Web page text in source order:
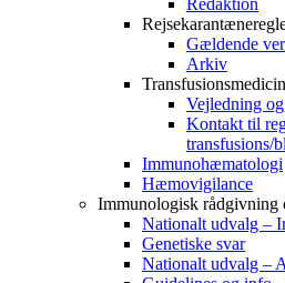
Redaktion
Gældende
Arkiv
Transfusionsmedicin
Vejledning
Kontakt til
transfusions/
Immunohæmatologi
Hæmovigilance
Immunologisk rådgivning
Nationalt udvalg –
Genetiske svar
Nationalt udvalg –